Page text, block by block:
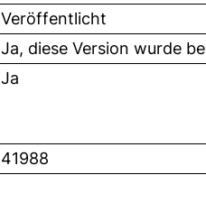
Veröffentlicht
Ja, diese Version wurde
Ja
41988